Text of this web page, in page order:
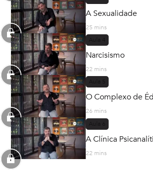
A Sexualidade
25 mins
Narcisismo
22 mins
O Complexo de
26 mins
A Clínica
22 mins